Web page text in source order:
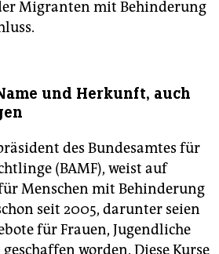
Migranten mit Behinderung
und Herkunft, auch
des Bundesamtes für
(BAMF), weist auf
Menschen mit Behinderung
seit 2005, darunter seien
für Frauen, Jugendliche
worden. Diese Kurse